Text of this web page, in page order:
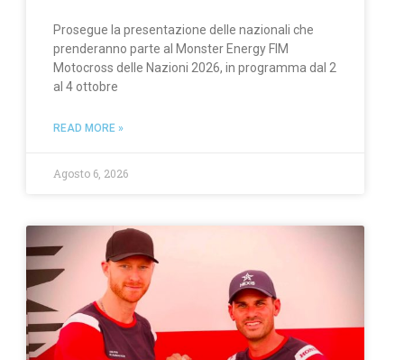
Prosegue la presentazione delle nazionali che
prenderanno parte al Monster Energy FIM
Motocross delle Nazioni 2026, in programma dal 2
al 4 ottobre
READ MORE »
Agosto 6, 2026